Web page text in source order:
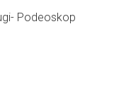
Podeoskop